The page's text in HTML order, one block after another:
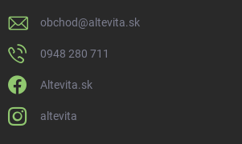
obchod@altevita.sk
0948 280 711
Altevita.sk
altevita